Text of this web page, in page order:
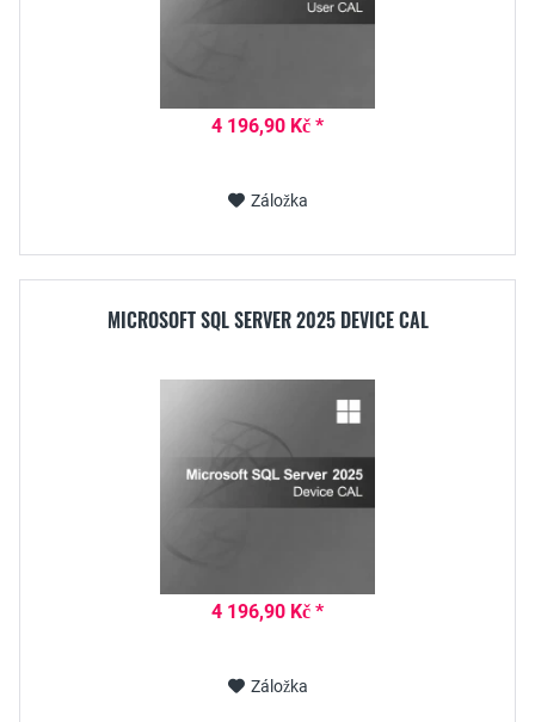
4 196,90 Kč *
Záložka
MICROSOFT SQL SERVER 2025 DEVICE CAL
4 196,90 Kč *
Záložka